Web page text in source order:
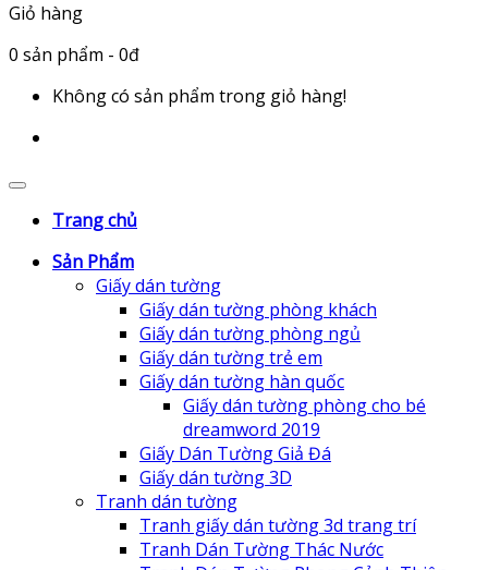
Giỏ hàng
0 sản phẩm - 0đ
Không có sản phẩm trong giỏ hàng!
Trang chủ
Sản Phẩm
Giấy dán tường
Giấy dán tường phòng khách
Giấy dán tường phòng ngủ
Giấy dán tường trẻ em
Giấy dán tường hàn quốc
Giấy dán tường phòng cho bé
dreamword 2019
Giấy Dán Tường Giả Đá
Giấy dán tường 3D
Tranh dán tường
Tranh giấy dán tường 3d trang trí
Tranh Dán Tường Thác Nước